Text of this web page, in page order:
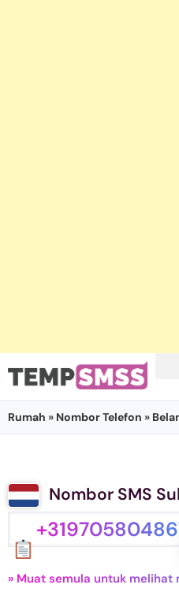
Rumah » Nombor Telefon »
Nombor SMS
» Muat semula untuk melihat